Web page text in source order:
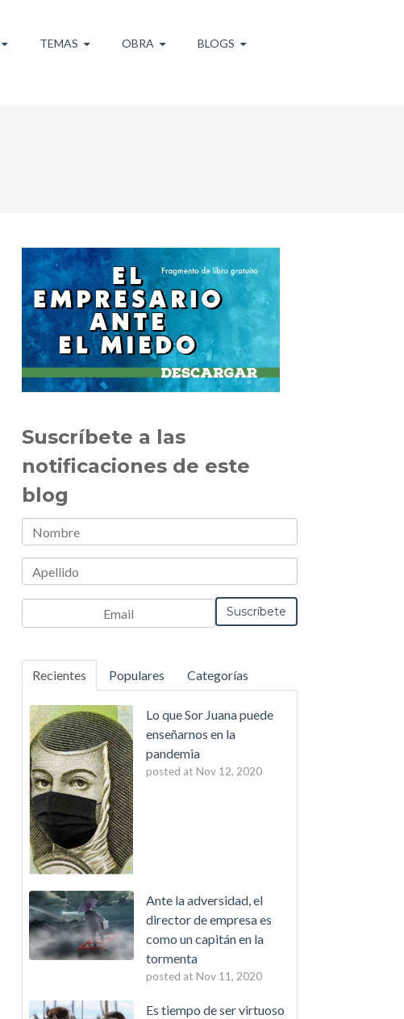
TEMAS OBRA BLOGS
Suscríbete a las
notificaciones de este
blog
Recientes Populares Categorías
Lo que Sor Juana puede
enseñarnos en la
pandemia
posted at Nov 12, 2020
Ante la adversidad, el
director de empresa es
como un capitán en la
tormenta
posted at Nov 11, 2020
Es tiempo de ser virtuoso